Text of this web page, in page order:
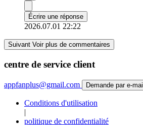
Écrire une réponse
2026.07.01 22:22
Suivant Voir plus de commentaires
centre de service client
appfanplus@gmail.com Demande par e-mail
Conditions d'utilisation
|
politique de confidentialité